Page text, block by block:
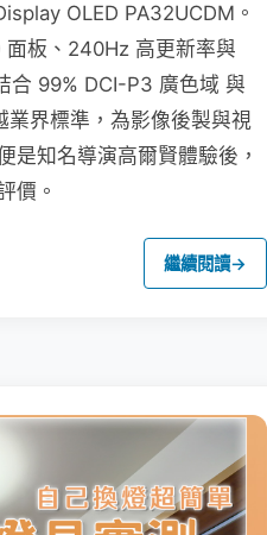
OLED PA32UCDM。
板、240Hz 高更新率與
合 99% DCI-P3 廣色域 與
業界標準，為影像後製與視
是知名導演高爾賢體驗後，
價。
繼續閱讀→